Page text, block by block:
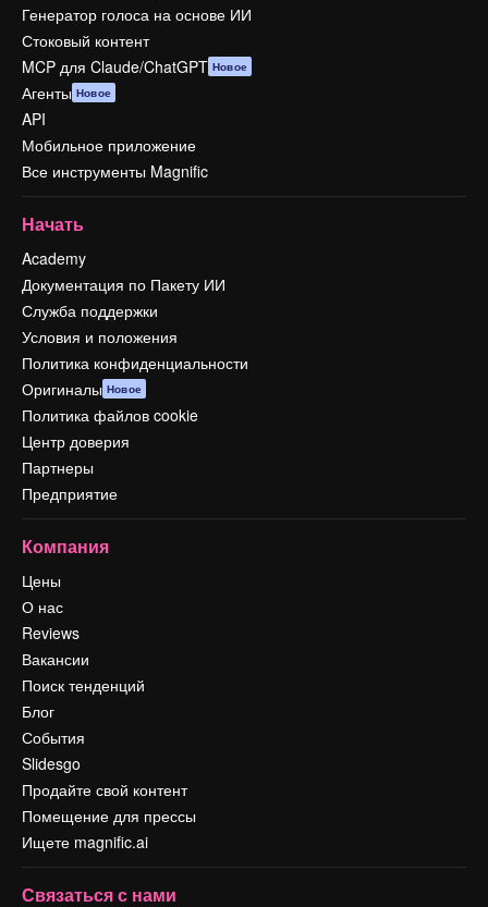
Генератор голоса на основе ИИ
Стоковый контент
MCP для Claude/ChatGPT Новое
Агенты Новое
API
Мобильное приложение
Все инструменты Magnific
Начать
Academy
Документация по Пакету ИИ
Служба поддержки
Условия и положения
Политика конфиденциальности
Оригиналы Новое
Политика файлов cookie
Центр доверия
Партнеры
Предприятие
Компания
Цены
О нас
Reviews
Вакансии
Поиск тенденций
Блог
События
Slidesgo
Продайте свой контент
Помещение для прессы
Ищете magnific.ai
Связаться с нами